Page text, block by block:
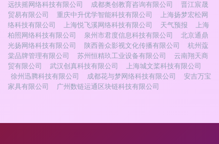
远扶摇网络科技有限公司
成都奥创教育咨询有限公司
晋江宸晟
贸易有限公司
重庆中升优学智能科技有限公司
上海扬梦宏松网
络科技有限公司
上海悦飞溪网络科技有限公司 天气预报
上海
柏照网络科技有限公司
泉州市君度信息科技有限公司
北京通鼎
光扬网络科技有限公司
陕西善众影视文化传播有限公司
杭州蔻
棠品牌管理有限公司
苏州恒精玖工业设备有限公司
云南翔天商
贸有限公司
武汉创真科技有限公司
上海城文桨科技有限公司
徐州迅腾科技有限公司
成都花与梦网络科技有限公司
安吉万宝
家具有限公司
广州数链运通区块链科技有限公司